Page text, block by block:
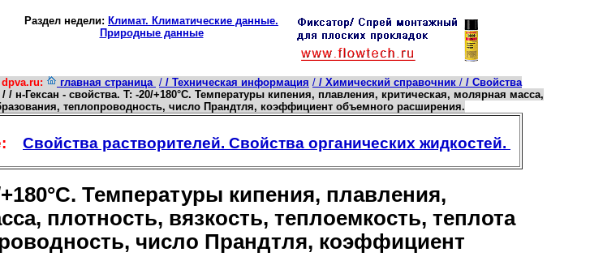
Раздел недели: Климат. Климатические данные.
Природные данные
главная страница / / Техническая информация / / Химический справочник / / Свойства
/ / н-Гексан - свойства. T: -20/+180°C. Температуры кипения, плавления, критическая, молярная масса,
теплопроводность, число Прандтля, коэффициент объемного расширения.
Свойства растворителей. Свойства органических жидкостей.
Температуры кипения, плавления,
плотность, вязкость, теплоемкость, теплота
число Прандтля, коэффициент